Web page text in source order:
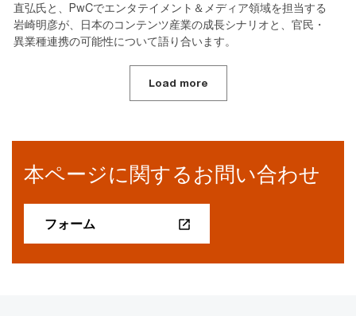
直弘氏と、PwCでエンタテイメント＆メディア領域を担当する
岩崎明彦が、日本のコンテンツ産業の成長シナリオと、官民・
異業種連携の可能性について語り合います。
Load more
本ページに関するお問い合わせ
フォーム